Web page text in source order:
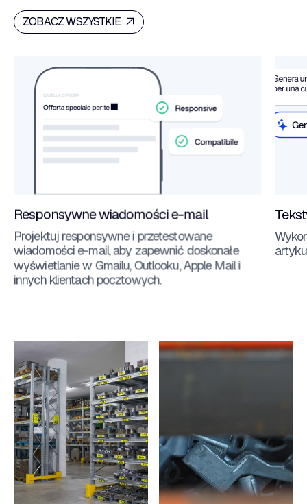
ZOBACZ WSZYSTKIE
Responsywne wiadomości e-mail
Projektuj responsywne i przetestowane
wiadomości e-mail, aby zapewnić doskonałe
wyświetlanie w Gmailu, Outlooku, Apple Mail i
innych klientach pocztowych.